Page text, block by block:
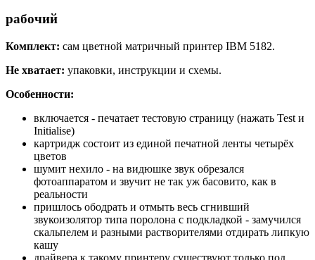
рабочий
Комплект: сам цветной матричный принтер IBM 5182.
Не хватает: упаковки, инструкции и схемы.
Особенности:
включается - печатает тестовую страницу (нажать Test и
Initialise)
картридж состоит из единой печатной ленты четырёх
цветов
шумит нехило - на видюшке звук обрезался
фотоаппаратом и звучит не так уж басовито, как в
реальности
пришлось ободрать и отмыть весь сгнивший
звукоизолятор типа поролона с подкладкой - замучился
скальпелем и разными растворителями отдирать липкую
кашу
драйвера к такому принтеру существуют только под